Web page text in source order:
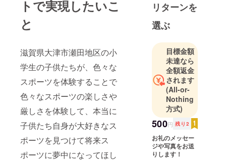
トで実現したいこ
と
滋賀県大津市瀬田地区の小
学生の子供たちが、色々な
スポーツを体験することで
色々なスポーツの楽しさや
厳しさを体験して、本当に
子供たち自身が大好きなス
ポーツを見つけて将来ス
ポーツに夢中になってほし
スポーツを
本当にこち
させても
らってるの
で感謝で
す！
リターンを
選ぶ
目標金額
未達なら
全額返金
されます
(All-or-
Nothing
方式)
500円 残り2
お礼のメッセー
ジや写真をお送
りします！